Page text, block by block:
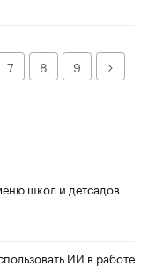
7 8 9 Далее
школ и детсадов
ИИ в работе